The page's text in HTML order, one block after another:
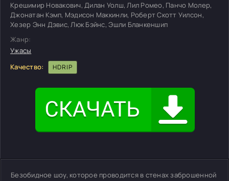
Крешимир Новакович, Дилан Уолш, Лил Ромео, Панчо Молер,
Джонатан Кэмп, Мэдисон Маккинли, Роберт Скотт Уилсон,
Хезер Энн Дэвис, Люк Бэйнс, Эшли Бланкеншип
Жанр:
Ужасы
Качество:
HDRIP
Безобидное шоу, которое проводится в стенах заброшенной